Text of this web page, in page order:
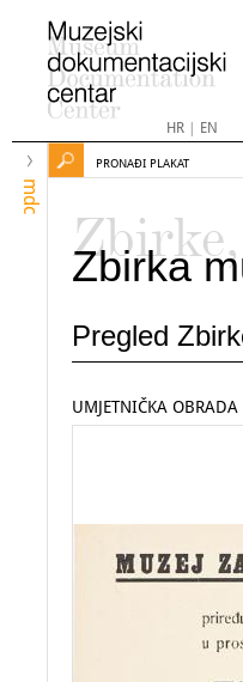
HR| EN
mdc
PRONAĐI PLAKAT
Zbirka
Pregled
UMJETNIČKA